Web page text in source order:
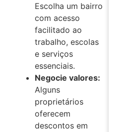
Escolha um bairro
com acesso
facilitado ao
trabalho, escolas
e serviços
essenciais.
Negocie valores:
Alguns
proprietários
oferecem
descontos em